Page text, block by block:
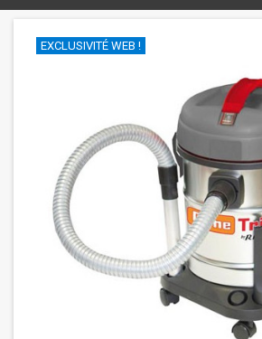
EXCLUSIVITÉ WEB !